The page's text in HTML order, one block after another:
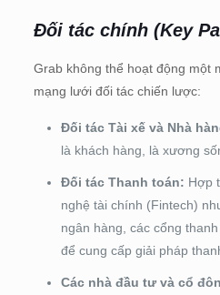
Đối tác chính (Key
Grab không thể hoạt động một
mạng lưới đối tác chiến lược:
Đối tác Tài xế và Nhà
là khách hàng, là xương
Đối tác Thanh toán: Hợp
nghệ tài chính (Fintech)
ngân hàng, các cổng
để cung cấp giải pháp
Các nhà đầu tư và cổ